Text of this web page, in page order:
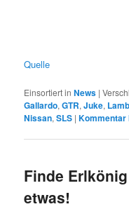
Quelle
Einsortiert in News |
Gallardo,GTR,Juke,
Nissan,SLS |
Finde
etwas!